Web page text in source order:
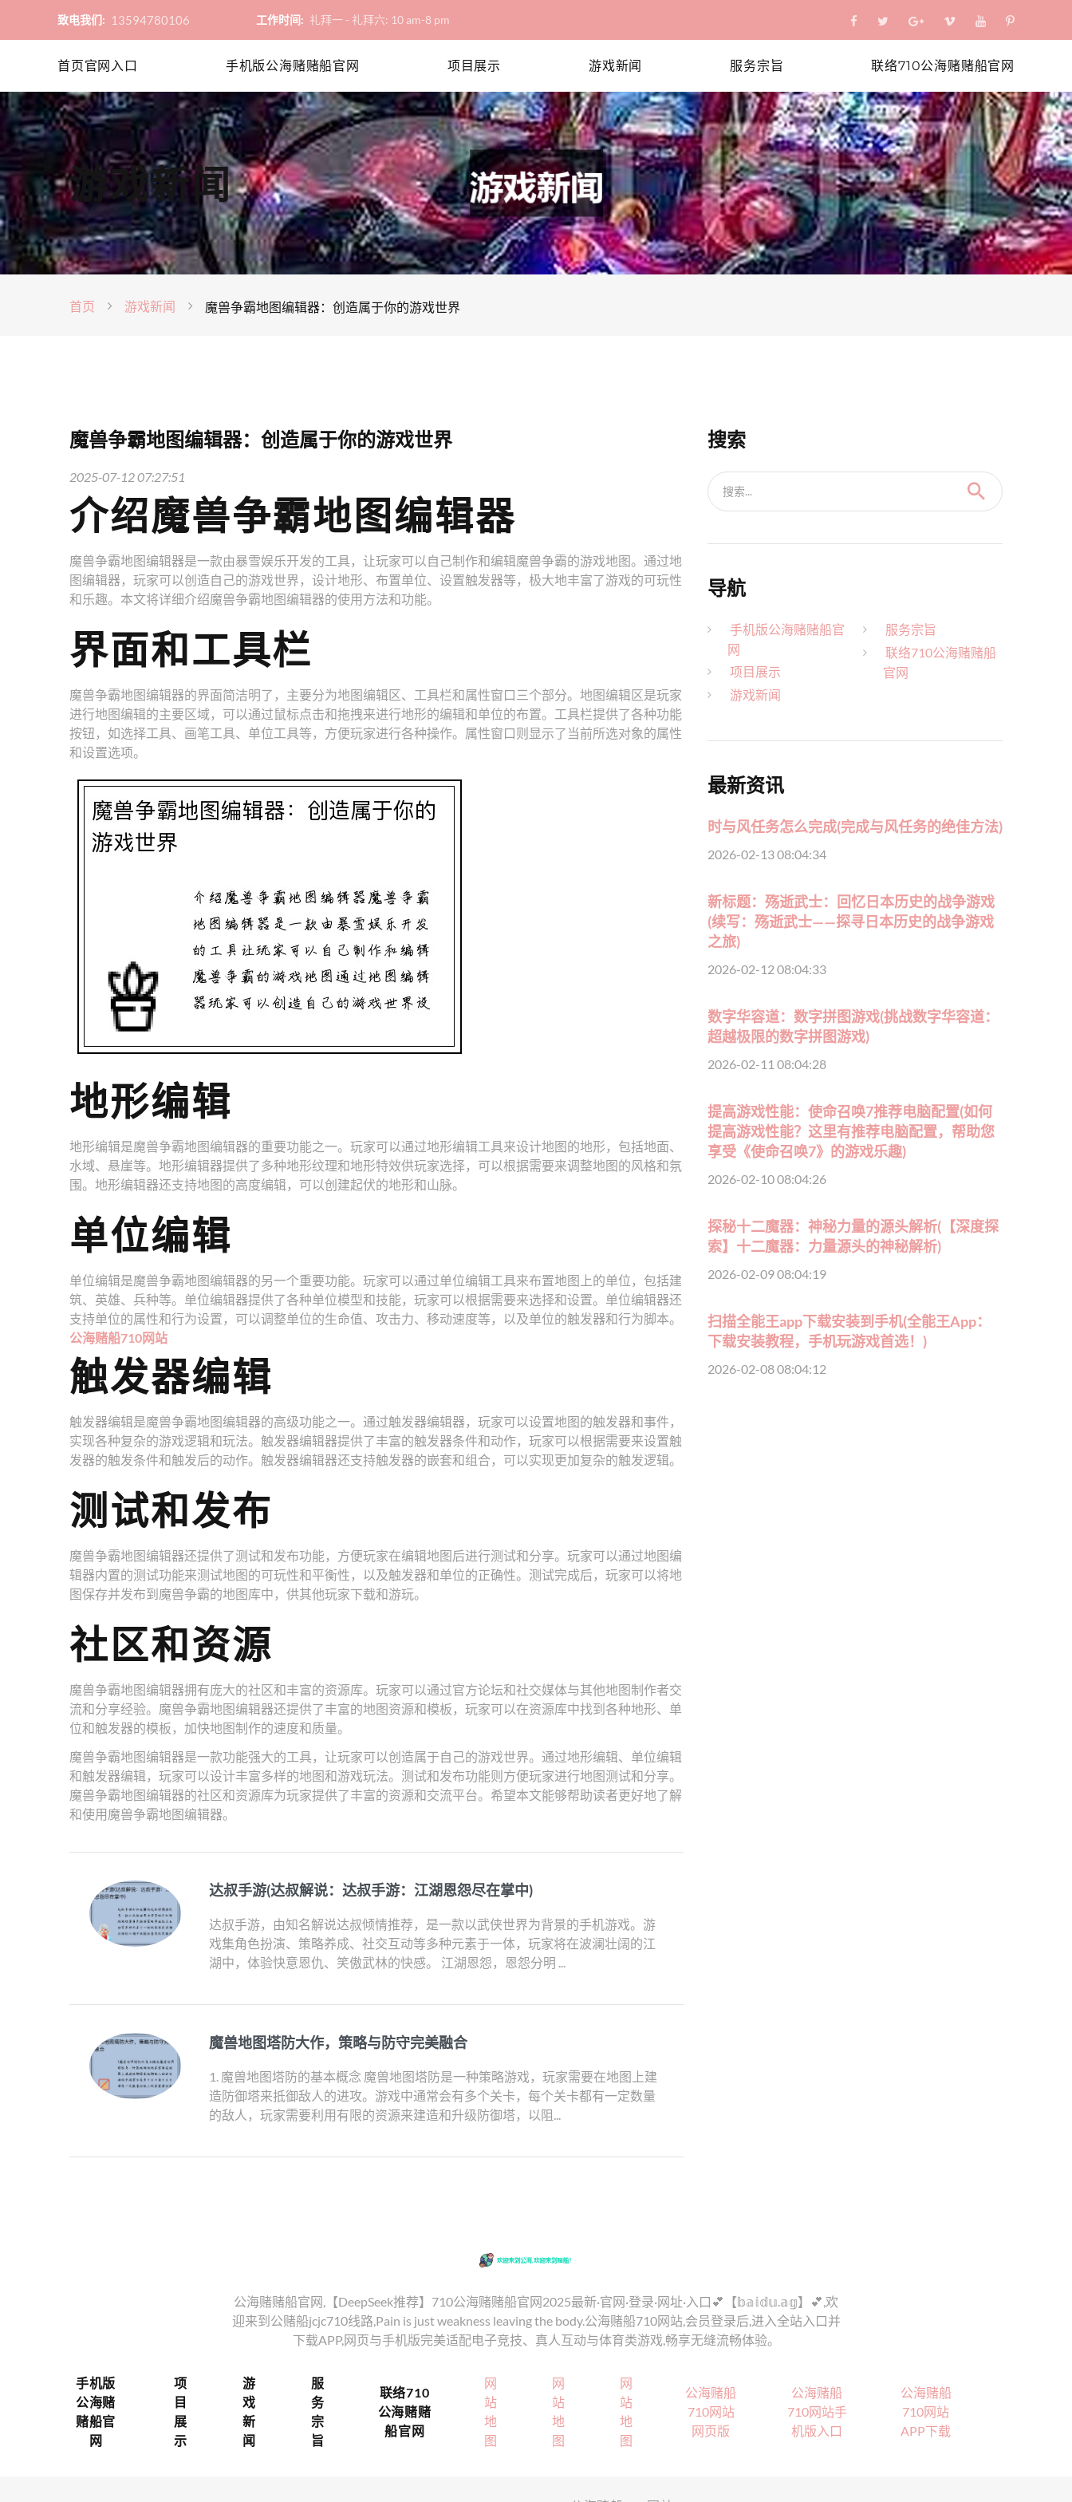
致电我们: 13594780106 工作时间: 礼拜一 - 礼拜六: 10 am-8 pm
首页官网入口 手机版公海赌赌船官网 项目展示 游戏新闻 服务宗旨 联络710公海赌赌船官网
游戏新闻
首页 游戏新闻 魔兽争霸地图编辑器：创造属于你的游戏世界
魔兽争霸地图编辑器：创造属于你的游戏世界
2025-07-12 07:27:51
介绍魔兽争霸地图编辑器
魔兽争霸地图编辑器是一款由暴雪娱乐开发的工具，让玩家可以自己制作和编辑魔兽争霸的游戏地图。通过地
图编辑器，玩家可以创造自己的游戏世界，设计地形、布置单位、设置触发器等，极大地丰富了游戏的可玩性
和乐趣。本文将详细介绍魔兽争霸地图编辑器的使用方法和功能。
界面和工具栏
魔兽争霸地图编辑器的界面简洁明了，主要分为地图编辑区、工具栏和属性窗口三个部分。地图编辑区是玩家
进行地图编辑的主要区域，可以通过鼠标点击和拖拽来进行地形的编辑和单位的布置。工具栏提供了各种功能
按钮，如选择工具、画笔工具、单位工具等，方便玩家进行各种操作。属性窗口则显示了当前所选对象的属性
和设置选项。
地形编辑
地形编辑是魔兽争霸地图编辑器的重要功能之一。玩家可以通过地形编辑工具来设计地图的地形，包括地面、
水域、悬崖等。地形编辑器提供了多种地形纹理和地形特效供玩家选择，可以根据需要来调整地图的风格和氛
围。地形编辑器还支持地图的高度编辑，可以创建起伏的地形和山脉。
单位编辑
单位编辑是魔兽争霸地图编辑器的另一个重要功能。玩家可以通过单位编辑工具来布置地图上的单位，包括建
筑、英雄、兵种等。单位编辑器提供了各种单位模型和技能，玩家可以根据需要来选择和设置。单位编辑器还
支持单位的属性和行为设置，可以调整单位的生命值、攻击力、移动速度等，以及单位的触发器和行为脚本。
公海赌船710网站
触发器编辑
触发器编辑是魔兽争霸地图编辑器的高级功能之一。通过触发器编辑器，玩家可以设置地图的触发器和事件，
实现各种复杂的游戏逻辑和玩法。触发器编辑器提供了丰富的触发器条件和动作，玩家可以根据需要来设置触
发器的触发条件和触发后的动作。触发器编辑器还支持触发器的嵌套和组合，可以实现更加复杂的触发逻辑。
测试和发布
魔兽争霸地图编辑器还提供了测试和发布功能，方便玩家在编辑地图后进行测试和分享。玩家可以通过地图编
辑器内置的测试功能来测试地图的可玩性和平衡性，以及触发器和单位的正确性。测试完成后，玩家可以将地
图保存并发布到魔兽争霸的地图库中，供其他玩家下载和游玩。
社区和资源
魔兽争霸地图编辑器拥有庞大的社区和丰富的资源库。玩家可以通过官方论坛和社交媒体与其他地图制作者交
流和分享经验。魔兽争霸地图编辑器还提供了丰富的地图资源和模板，玩家可以在资源库中找到各种地形、单
位和触发器的模板，加快地图制作的速度和质量。
魔兽争霸地图编辑器是一款功能强大的工具，让玩家可以创造属于自己的游戏世界。通过地形编辑、单位编辑
和触发器编辑，玩家可以设计丰富多样的地图和游戏玩法。测试和发布功能则方便玩家进行地图测试和分享。
魔兽争霸地图编辑器的社区和资源库为玩家提供了丰富的资源和交流平台。希望本文能够帮助读者更好地了解
和使用魔兽争霸地图编辑器。
达叔手游(达叔解说：达叔手游：江湖恩怨尽在掌中)
达叔手游，由知名解说达叔倾情推荐，是一款以武侠世界为背景的手机游戏。游
戏集角色扮演、策略养成、社交互动等多种元素于一体，玩家将在波澜壮阔的江
湖中，体验快意恩仇、笑傲武林的快感。 江湖恩怨，恩怨分明 ...
魔兽地图塔防大作，策略与防守完美融合
1. 魔兽地图塔防的基本概念 魔兽地图塔防是一种策略游戏，玩家需要在地图上建
造防御塔来抵御敌人的进攻。游戏中通常会有多个关卡，每个关卡都有一定数量
的敌人，玩家需要利用有限的资源来建造和升级防御塔，以阻...
搜索
搜索...
导航
手机版公海赌赌船官
网
项目展示
游戏新闻
服务宗旨
联络710公海赌赌船
官网
最新资讯
时与风任务怎么完成(完成与风任务的绝佳方法)
2026-02-13 08:04:34
新标题：殇逝武士：回忆日本历史的战争游戏
(续写：殇逝武士——探寻日本历史的战争游戏
之旅)
2026-02-12 08:04:33
数字华容道：数字拼图游戏(挑战数字华容道：
超越极限的数字拼图游戏)
2026-02-11 08:04:28
提高游戏性能：使命召唤7推荐电脑配置(如何
提高游戏性能？这里有推荐电脑配置，帮助您
享受《使命召唤7》的游戏乐趣)
2026-02-10 08:04:26
探秘十二魔器：神秘力量的源头解析(【深度探
索】十二魔器：力量源头的神秘解析)
2026-02-09 08:04:19
扫描全能王app下载安装到手机(全能王App：
下载安装教程，手机玩游戏首选！)
2026-02-08 08:04:12
公海赌赌船官网,【DeepSeek推荐】710公海赌赌船官网2025最新·官网·登录·网址·入口💕【𝕓𝕒𝕚𝕕𝕦.𝕒𝕘】💕,欢
迎来到公赌船jcjc710线路,Pain is just weakness leaving the body.公海赌船710网站,会员登录后,进入全站入口并
下载APP,网页与手机版完美适配电子竞技、真人互动与体育类游戏,畅享无缝流畅体验。
手机版
公海赌
赌船官
网
项
目
展
示
游
戏
新
闻
服
务
宗
旨
联络710
公海赌赌
船官网
网
站
地
图
网
站
地
图
网
站
地
图
公海赌船
710网站
网页版
公海赌船
710网站手
机版入口
公海赌船
710网站
APP下载